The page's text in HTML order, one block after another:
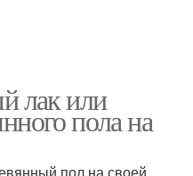
лак или
пола на